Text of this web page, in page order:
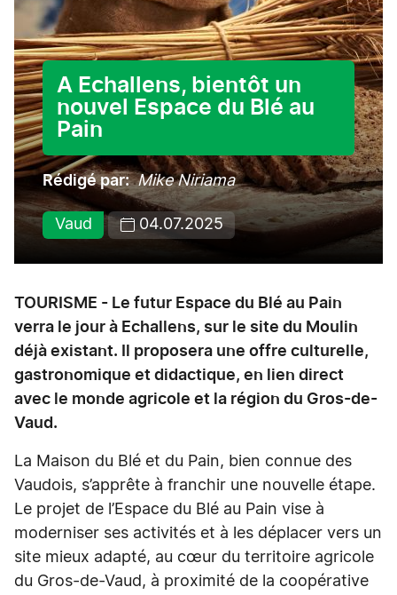
A Echallens, bientôt un
nouvel Espace du Blé au
Pain
Rédigé par Mike Niriama
Vaud 04.07.2025
TOURISME - Le futur Espace du Blé au Pain
verra le jour à Echallens, sur le site du Moulin
déjà existant. Il proposera une offre culturelle,
gastronomique et didactique, en lien direct
avec le monde agricole et la région du Gros-de-
Vaud.
La Maison du Blé et du Pain, bien connue des
Vaudois, s’apprête à franchir une nouvelle étape.
Le projet de l’Espace du Blé au Pain vise à
moderniser ses activités et à les déplacer vers un
site mieux adapté, au cœur du territoire agricole
du Gros-de-Vaud, à proximité de la coopérative